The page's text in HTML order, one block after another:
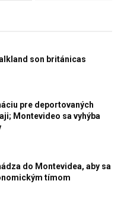
son británicas
pre deportovaných
Montevideo sa vyhýba
do Montevidea, aby sa
tímom